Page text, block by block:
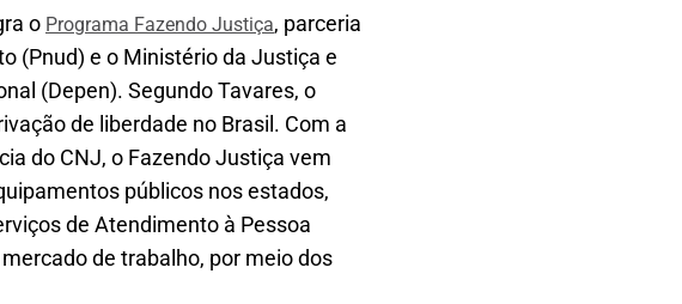
o Programa Fazendo Justiça, parceria
(Pnud) e o Ministério da Justiça e
(Depen). Segundo Tavares, o
de liberdade no Brasil. Com a
do CNJ, o Fazendo Justiça vem
públicos nos estados,
de Atendimento à Pessoa
de trabalho, por meio dos